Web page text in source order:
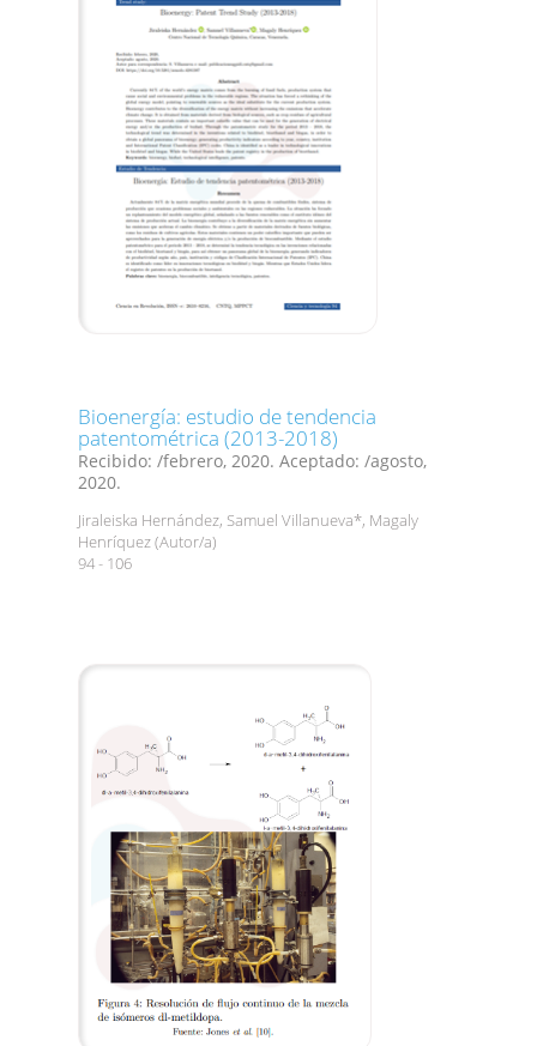
Bioenergía: estudio de tendencia
patentométrica (2013-2018)
Recibido: /febrero, 2020. Aceptado: /agosto,
2020.
Jiraleiska Hernández, Samuel Villanueva*, Magaly
Henríquez (Autor/a)
94 - 106